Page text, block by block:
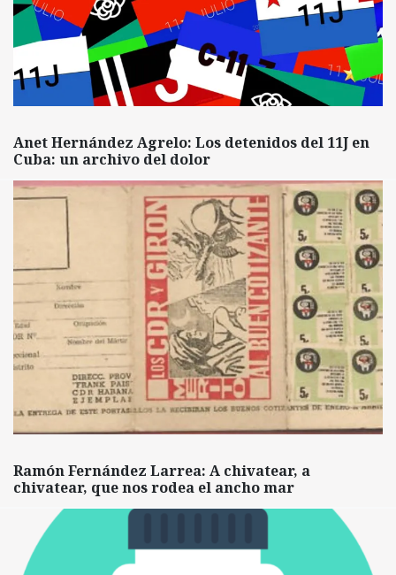
Anet Hernández Agrelo: Los detenidos del 11J en
Cuba: un archivo del dolor
Ramón Fernández Larrea: A chivatear, a
chivatear, que nos rodea el ancho mar